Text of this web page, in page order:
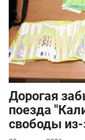
Дорогая
поезда
свободы из-